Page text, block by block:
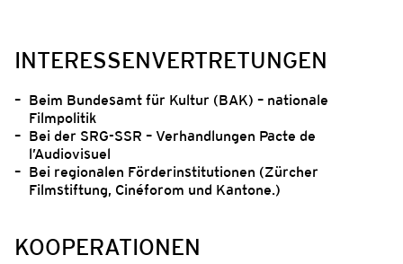
INTERESSENVERTRETUNGEN
Beim Bundesamt für Kultur (BAK) – nationale
Filmpolitik
Bei der SRG-SSR – Verhandlungen Pacte de
l’Audiovisuel
Bei regionalen Förderinstitutionen (Zürcher
Filmstiftung, Cinéforom und Kantone.)
KOOPERATIONEN